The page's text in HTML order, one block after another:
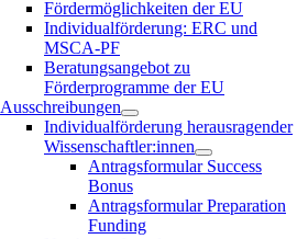
Fördermöglichkeiten der EU
Individualförderung: ERC und
MSCA-PF
Beratungsangebot zu
Förderprogramme der EU
Ausschreibungen
Individualförderung herausragender
Wissenschaftler:innen
Antragsformular Success
Bonus
Antragsformular Preparation
Funding